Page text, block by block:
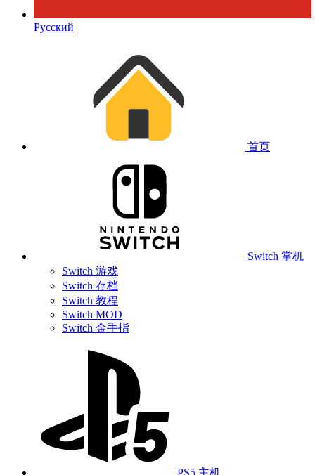
Русский
首页
Switch 掌机
Switch 游戏
Switch 存档
Switch 教程
Switch MOD
Switch 金手指